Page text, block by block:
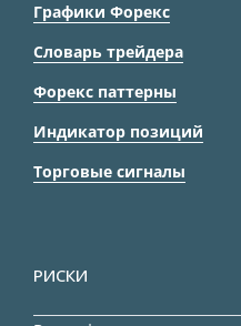
Графики Форекс
Словарь трейдера
Форекс паттерны
Индикатор позиций
Торговые сигналы
РИСКИ